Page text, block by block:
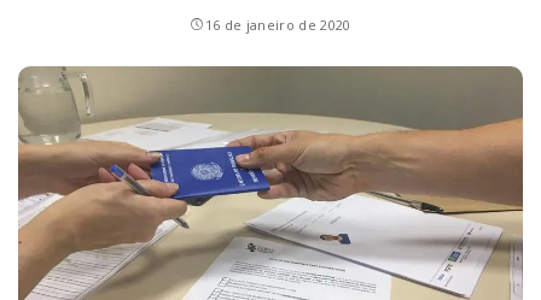
16 de janeiro de 2020